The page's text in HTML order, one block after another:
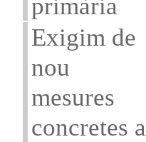
primària
Exigim de
nou
mesures
concretes a